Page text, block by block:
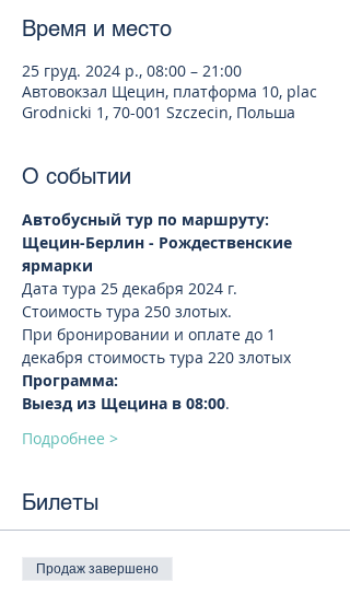
Время и место
25 груд. 2024 р., 08:00 – 21:00
Автовокзал Щецин, платформа 10, plac
Grodnicki 1, 70-001 Szczecin, Польша
О событии
Автобусный тур по маршруту:
Щецин-Берлин - Рождественские
ярмарки
Дата тура 25 декабря 2024 г.
Стоимость тура 250 злотых.
При бронировании и оплате до 1
декабря стоимость тура 220 злотых
Программа:
Выезд из Щецина в 08:00.
Подробнее >
Билеты
Продаж завершено